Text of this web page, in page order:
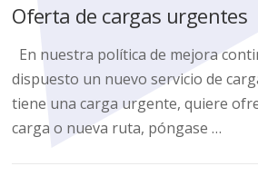
Oferta de cargas urgentes
En nuestra política de mejora
dispuesto un nuevo servicio de
tiene una carga urgente, quiere
carga o nueva ruta, póngase …